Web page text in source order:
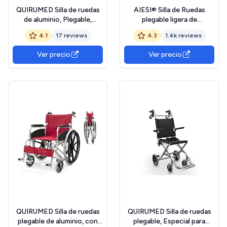
QUIRUMED Silla de ruedas
de aluminio, Plegable,
Asiento 48 cm,
Reposabrazos abatibles y
desmontables, Reposapiés
abatibles, Frenos de mano,
Para mayores, Para
4.1 17 reviews
Ver precio
AIESI® Silla de Ruedas
plegable ligera de
autopropulsión para
discapacitados y mayores
AGILA BASIC,
Reposabrazos y
Reposapiés fijos, Cinturon
4.3 1.4k reviews
Ver precio
QUIRUMED Silla de ruedas
plegable de aluminio, con
QUIRUMED Silla de ruedas
plegable, Especial para